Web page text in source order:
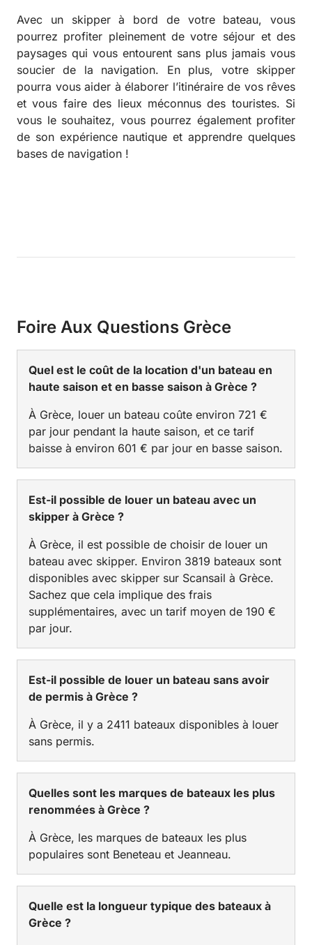
Avec un skipper à bord de votre bateau, vous
pourrez profiter pleinement de votre séjour et des
paysages qui vous entourent sans plus jamais vous
soucier de la navigation. En plus, votre skipper
pourra vous aider à élaborer l’itinéraire de vos rêves
et vous faire des lieux méconnus des touristes. Si
vous le souhaitez, vous pourrez également profiter
de son expérience nautique et apprendre quelques
bases de navigation !
Foire Aux Questions Grèce
Quel est le coût de la location d'un bateau en
haute saison et en basse saison à Grèce ?
À Grèce, louer un bateau coûte environ 721 €
par jour pendant la haute saison, et ce tarif
baisse à environ 601 € par jour en basse saison.
Est-il possible de louer un bateau avec un
skipper à Grèce ?
À Grèce, il est possible de choisir de louer un
bateau avec skipper. Environ 3819 bateaux sont
disponibles avec skipper sur Scansail à Grèce.
Sachez que cela implique des frais
supplémentaires, avec un tarif moyen de 190 €
par jour.
Est-il possible de louer un bateau sans avoir
de permis à Grèce ?
À Grèce, il y a 2411 bateaux disponibles à louer
sans permis.
Quelles sont les marques de bateaux les plus
renommées à Grèce ?
À Grèce, les marques de bateaux les plus
populaires sont Beneteau et Jeanneau.
Quelle est la longueur typique des bateaux à
Grèce ?